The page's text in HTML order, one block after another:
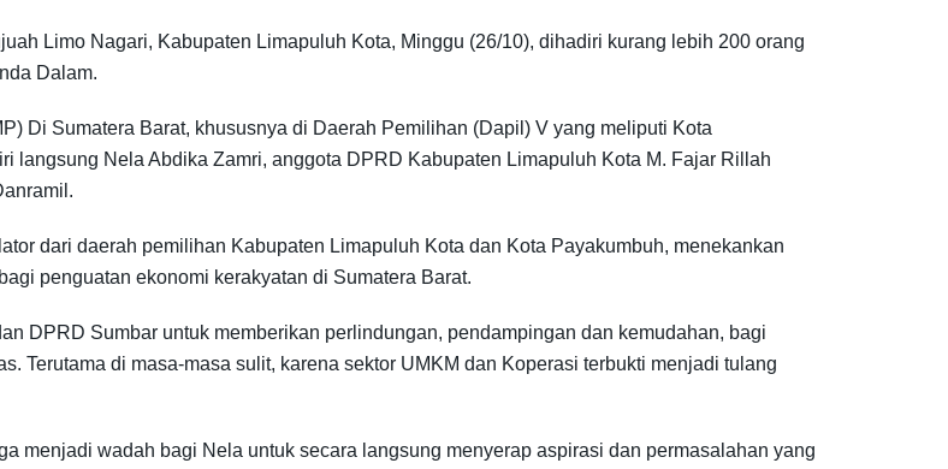
Limo Nagari, Kabupaten Limapuluh Kota, Minggu (26/10), dihadiri kurang lebih 200 orang
Dalam.
Di Sumatera Barat, khususnya di Daerah Pemilihan (Dapil) V yang meliputi Kota
langsung Nela Abdika Zamri, anggota DPRD Kabupaten Limapuluh Kota M. Fajar Rillah
dari daerah pemilihan Kabupaten Limapuluh Kota dan Kota Payakumbuh, menekankan
penguatan ekonomi kerakyatan di Sumatera Barat.
DPRD Sumbar untuk memberikan perlindungan, pendampingan dan kemudahan, bagi
Terutama di masa-masa sulit, karena sektor UMKM dan Koperasi terbukti menjadi tulang
menjadi wadah bagi Nela untuk secara langsung menyerap aspirasi dan permasalahan yang